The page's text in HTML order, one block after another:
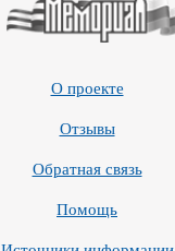
О проекте
Отзывы
Обратная связь
Помощь